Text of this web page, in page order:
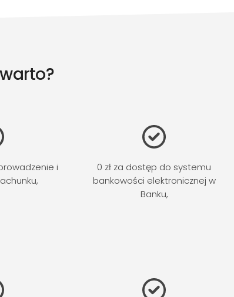
i
0 zł za dostęp do systemu
bankowości elektronicznej w
Banku,